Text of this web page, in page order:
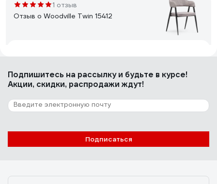
1 отзыв
Отзыв о Woodville Twin 15412
понятная инструкция.
Подпишитесь на рассылкуи будьте в курсе!
Акции, скидки, распродажи ждут!
Подписаться